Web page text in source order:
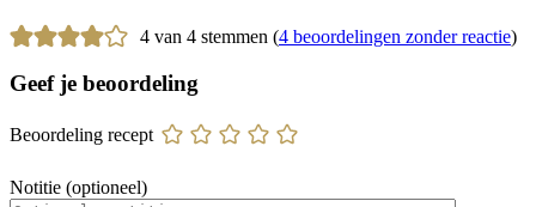
4 van 4 stemmen (4 beoordelingen zonder reactie)
Geef je beoordeling
Beoordeling recept
Notitie (optioneel)